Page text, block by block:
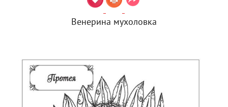
Венерина мухоловка